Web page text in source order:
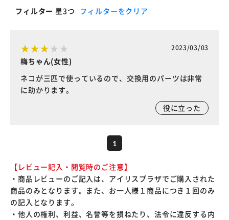
フィルター 星3つ フィルターをクリア
2023/03/03
梅ちゃん(女性)
ネコが三匹で使っているので、交換用のパーツは非常
に助かります。
役に立った
1
【レビュー記入・閲覧時のご注意】
・商品レビューのご記入は、アイリスプラザでご購入された
商品のみとなります。また、お一人様１商品につき１回のみ
の記入となります。
・他人の権利、利益、名誉等を損ねたり、法令に違反する内